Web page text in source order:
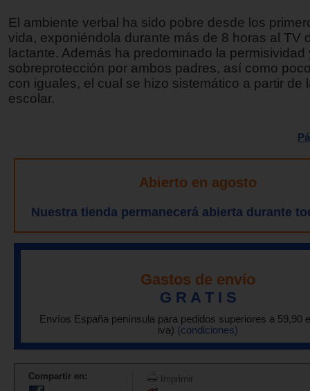
El ambiente verbal ha sido pobre desde los
vida, exponiéndola durante más de 8 horas al TV
lactante. Además ha predominado la permisividad
sobreprotección por ambos padres, así como
con iguales, el cual se hizo sistemático a partir de
escolar.
Abierto en agosto
Nuestra tienda permanecerá abierta durante
Gastos de envío
G R A T I S
Envíos España península para pedidos superiores a 59,90
iva) (condiciones)
Compartir en:
Imprimir